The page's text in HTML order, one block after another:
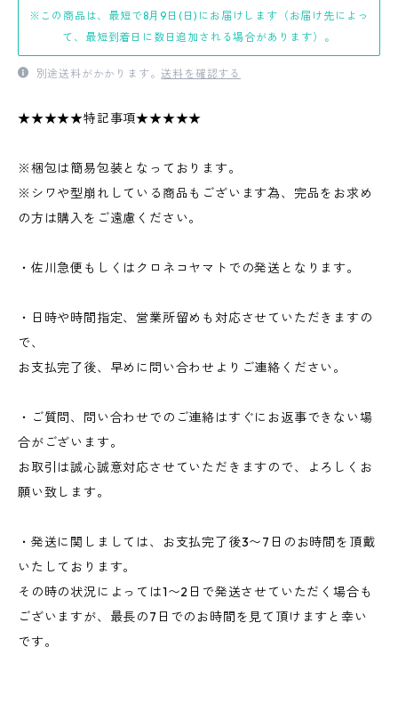
※この商品は、最短で8月9日(日)にお届けします（お届け先によっ
て、最短到着日に数日追加される場合があります）。
別途送料がかかります。送料を確認する
★★★★★特記事項★★★★★
※梱包は簡易包装となっております。
※シワや型崩れしている商品もございます為、完品をお求め
の方は購入をご遠慮ください。
・佐川急便もしくはクロネコヤマトでの発送となります。
・日時や時間指定、営業所留めも対応させていただきますの
で、
お支払完了後、早めに問い合わせよりご連絡ください。
・ご質問、問い合わせでのご連絡はすぐにお返事できない場
合がございます。
お取引は誠心誠意対応させていただきますので、よろしくお
願い致します。
・発送に関しましては、お支払完了後3〜7日のお時間を頂戴
いたしております。
その時の状況によっては1〜2日で発送させていただく場合も
ございますが、最長の7日でのお時間を見て頂けますと幸い
です。